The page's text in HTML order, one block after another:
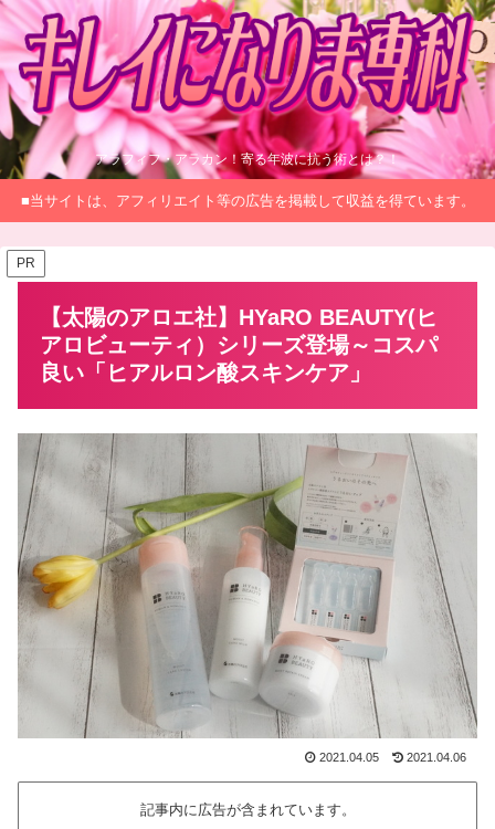
アラフィフ・アラカン！寄る年波に抗う術とは？！
■当サイトは、アフィリエイト等の広告を掲載して収益を得ています。
PR
【太陽のアロエ社】HYaRO BEAUTY(ヒ
アロビューティ）シリーズ登場～コスパ
良い「ヒアルロン酸スキンケア」
2021.04.05 2021.04.06
記事内に広告が含まれています。